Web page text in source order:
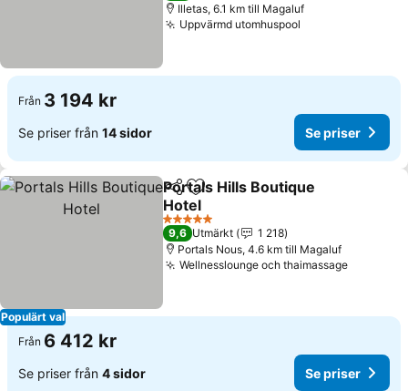
Illetas, 6.1 km till Magaluf
Uppvärmd utomhuspool
Från 3 194 kr
Se priser från 14 sidor Se priser
Populärt val
Dela Lägg till i Mina Favoriter
Portals Hills Boutique
Hotel
5 Stjärnor
9,6 Utmärkt
1 218
Portals Nous, 4.6 km till Magaluf
Wellnesslounge och thaimassage
Från 6 412 kr
Se priser från 4 sidor Se priser